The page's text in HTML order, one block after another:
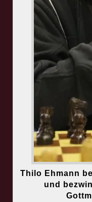
Thilo Ehmann
und